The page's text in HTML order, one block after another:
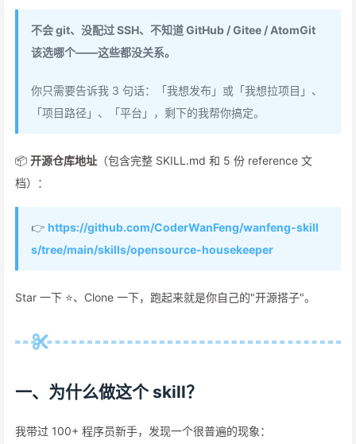
不会 git、没配过 SSH、不知道 GitHub / Gitee / AtomGit
该选哪个——这些都没关系。
你只需要告诉我 3 句话：「我想发布」或「我想拉项目」、
「项目路径」、「平台」，剩下的我帮你搞定。
📦 开源仓库地址 （包含完整 SKILL.md 和 5 份 reference 文
档）：
👉 https://github.com/CoderWanFeng/wanfeng-skill
s/tree/main/skills/opensource-housekeeper
Star 一下 ⭐、Clone 一下，跑起来就是你自己的"开源搭子"。
一、为什么做这个 skill？
我带过 100+ 程序员新手，发现一个很普遍的现象：